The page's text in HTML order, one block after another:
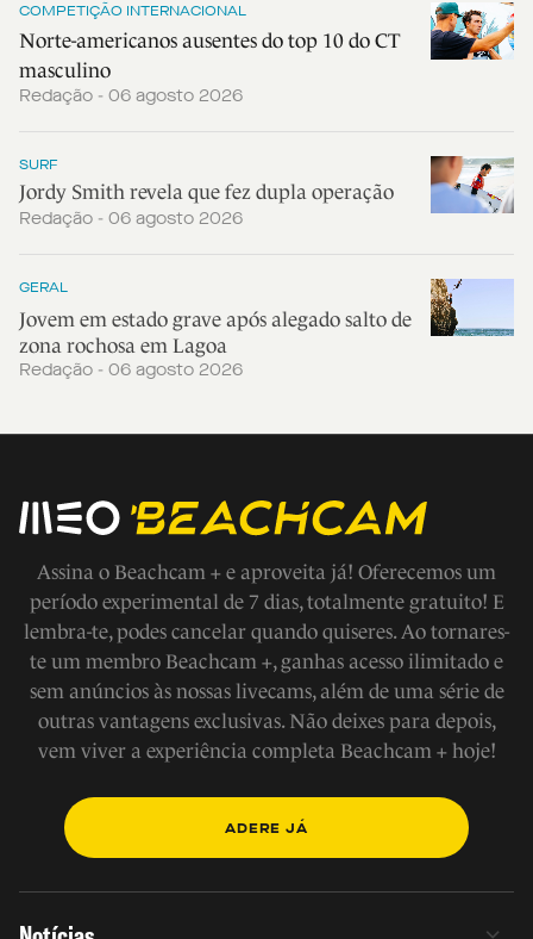
COMPETIÇÃO INTERNACIONAL
Norte-americanos ausentes do top 10 do CT
masculino
Redação - 06 agosto 2026
SURF
Jordy Smith revela que fez dupla operação
Redação - 06 agosto 2026
GERAL
Jovem em estado grave após alegado salto de
zona rochosa em Lagoa
Redação - 06 agosto 2026
Assina o Beachcam + e aproveita já! Oferecemos um
período experimental de 7 dias, totalmente gratuito! E
lembra-te, podes cancelar quando quiseres. Ao tornares-
te um membro Beachcam +, ganhas acesso ilimitado e
sem anúncios às nossas livecams, além de uma série de
outras vantagens exclusivas. Não deixes para depois,
vem viver a experiência completa Beachcam + hoje!
ADERE JÁ